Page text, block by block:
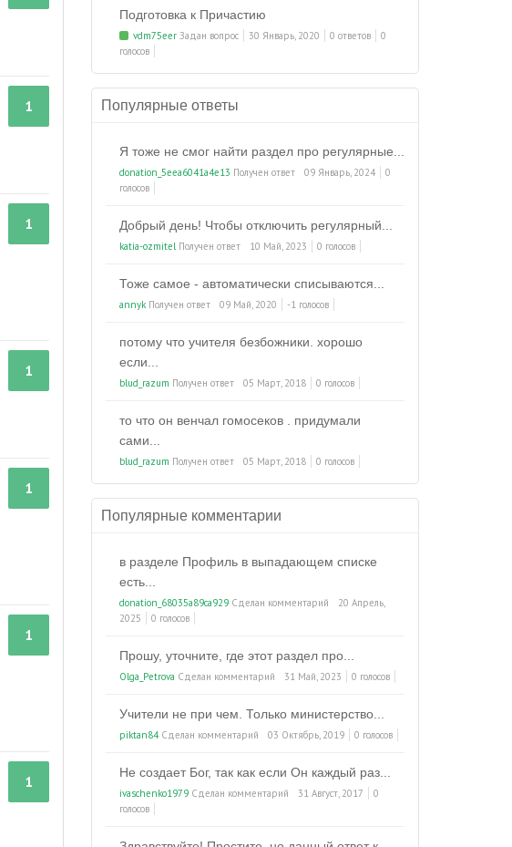
1
1
1
1
1
1
Подготовка к Причастию
vdm75eer Задан вопрос 30 Январь, 2020 0 ответов
0
голосов
Популярные ответы
Я тоже не смог найти раздел про регулярные...
donation_5eea6041a4e13 Получен ответ 09 Январь, 2024
0
голосов
Добрый день! Чтобы отключить регулярный...
katia-ozmitelПолучен ответ 10 Май, 2023 0 голосов
Тоже самое - автоматически списываются...
annyk Получен ответ 09 Май, 2020 -1 голосов
потому что учителя безбожники. хорошо
если...
blud_razum Получен ответ 05 Март, 2018 0 голосов
то что он венчал гомосеков . придумали
сами...
blud_razum Получен ответ 05 Март, 2018 0 голосов
Популярные комментарии
в разделе Профиль в выпадающем списке
есть...
donation_68035a89ca929 Сделан комментарий
20 Апрель,
2025
0 голосов
Прошу, уточните, где этот раздел про...
Olga_Petrova Сделан комментарий 31 Май, 2023 0 голосов
Учители не при чем. Только министерство...
piktan84Сделан комментарий 03 Октябрь, 2019 0 голосов
Не создает Бог, так как если Он каждый раз...
ivaschenko1979 Сделан комментарий 31 Август, 2017
0
голосов